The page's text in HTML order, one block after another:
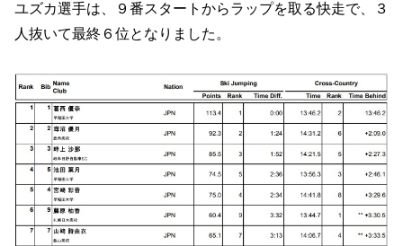
ユズカ選手は、９番スタートからラップを取る快走で、３
人抜いて最終６位となりました。